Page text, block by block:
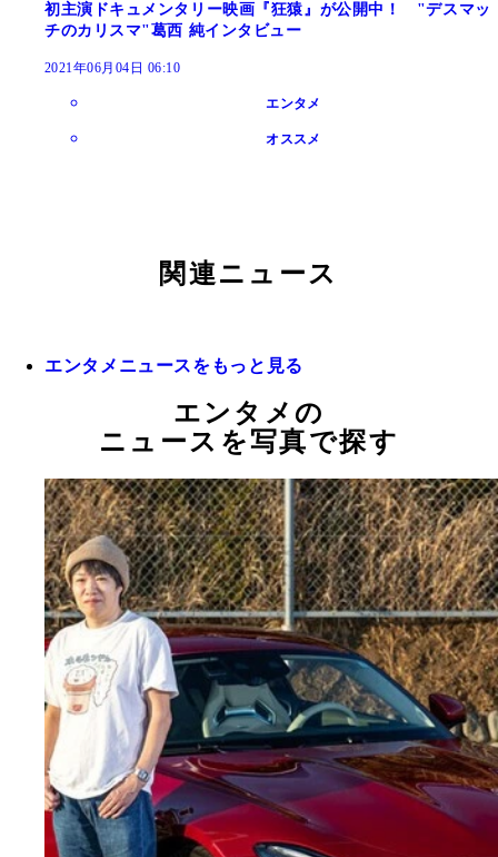
初主演ドキュメンタリー映画『狂猿』が公開中！ "デスマッ
チのカリスマ"葛西 純インタビュー
2021年06月04日 06:10
エンタメ
オススメ
関連ニュース
エンタメニュースをもっと見る
エンタメの
ニュースを写真で探す